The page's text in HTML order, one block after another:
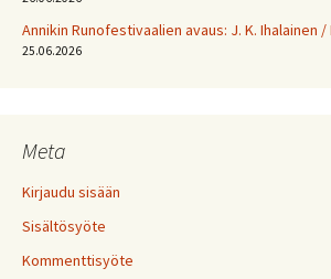
Annikin Runofestivaalien avaus: J. K. Ihalainen
25.06.2026
Meta
Kirjaudu sisään
Sisältösyöte
Kommenttisyöte